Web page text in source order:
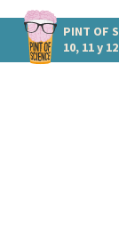
PINT OF
10, 11 y